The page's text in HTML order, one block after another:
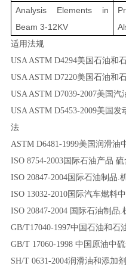
Analysis Elements in
Beam 3-12KV
适用法规
USA ASTM D4294美国石油和
USA ASTM D7220美国石油和
USA ASTM D7039-2007美国
USA ASTM D5453-2009美国
法
ASTM D6481-1999美国润滑
ISO 8754-2003国际石油产品
ISO 20847-2004国际石油制品.
ISO 13032-2010国际汽车燃料
ISO 20847-2004 国际石油制品 .
GB/T17040-1997中国石油和石
GB/T 17060-1998 中国原油中
SH/T 0631-2004润滑油和添加